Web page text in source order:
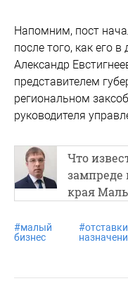
Напомним, пост
после того, как его
Александр
представителем
региональном
руководителя
Что
зампреде
края
#малый
бизнес
#